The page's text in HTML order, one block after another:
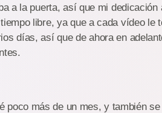
a la puerta, así que mi
libre, ya que a cada vídeo le
días, así que de ahora en
poco más de un mes, y también